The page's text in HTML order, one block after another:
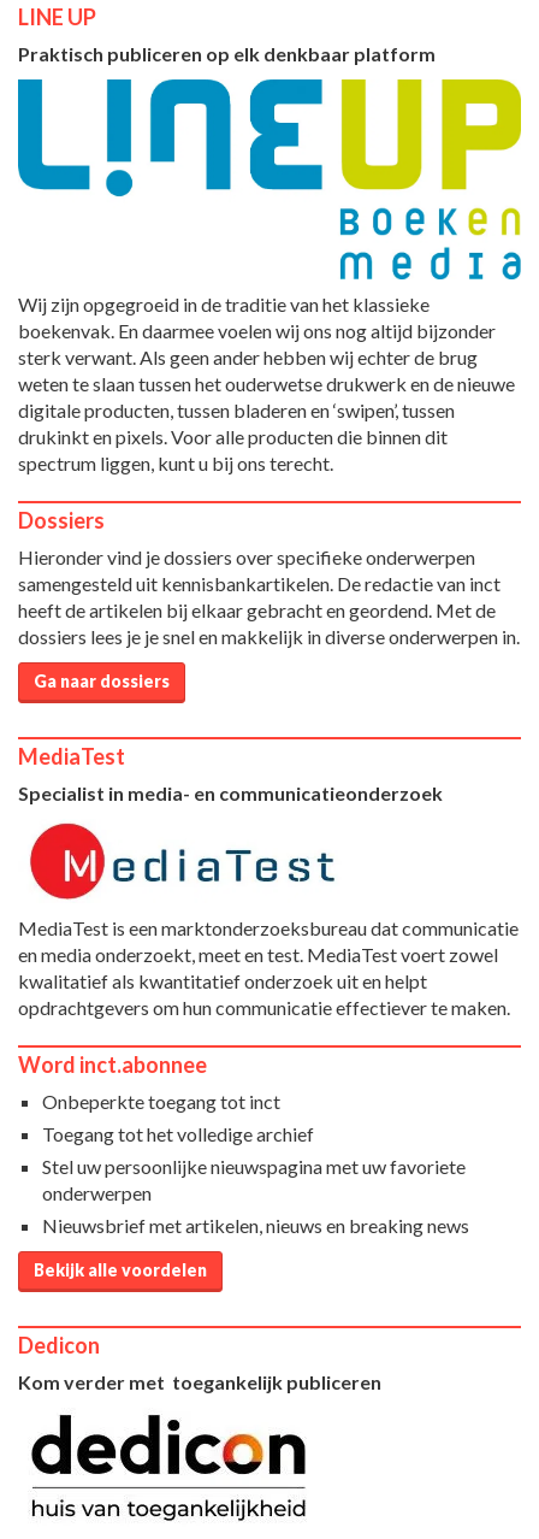
LINE UP
Praktisch publiceren op elk denkbaar platform
Wij zijn opgegroeid in de traditie van het klassieke
boekenvak. En daarmee voelen wij ons nog altijd bijzonder
sterk verwant. Als geen ander hebben wij echter de brug
weten te slaan tussen het ouderwetse drukwerk en de nieuwe
digitale producten, tussen bladeren en ‘swipen’, tussen
drukinkt en pixels. Voor alle producten die binnen dit
spectrum liggen, kunt u bij ons terecht.
Dossiers
Hieronder vind je dossiers over specifieke onderwerpen
samengesteld uit kennisbankartikelen. De redactie van inct
heeft de artikelen bij elkaar gebracht en geordend. Met de
dossiers lees je je snel en makkelijk in diverse onderwerpen in.
Ga naar dossiers
MediaTest
Specialist in media- en communicatieonderzoek
MediaTest is een marktonderzoeksbureau dat communicatie
en media onderzoekt, meet en test. MediaTest voert zowel
kwalitatief als kwantitatief onderzoek uit en helpt
opdrachtgevers om hun communicatie effectiever te maken.
Word inct.abonnee
Onbeperkte toegang tot inct
Toegang tot het volledige archief
Stel uw persoonlijke nieuwspagina met uw favoriete
onderwerpen
Nieuwsbrief met artikelen, nieuws en breaking news
Bekijk alle voordelen
Dedicon
Kom verder met toegankelijk publiceren